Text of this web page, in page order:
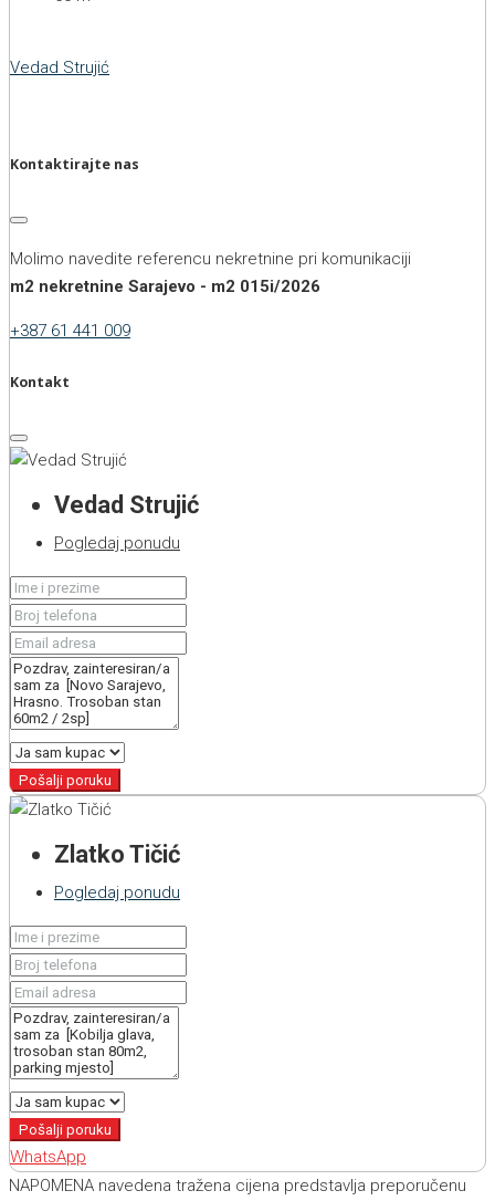
Vedad Strujić
Kontaktirajte nas
Molimo navedite referencu nekretnine pri komunikaciji
m2 nekretnine Sarajevo - m2 015i/2026
+387 61 441 009
Kontakt
Vedad Strujić
Pogledaj ponudu
Pošalji poruku
Zlatko Tičić
Pogledaj ponudu
Pošalji poruku
WhatsApp
NAPOMENA navedena tražena cijena predstavlja preporučenu